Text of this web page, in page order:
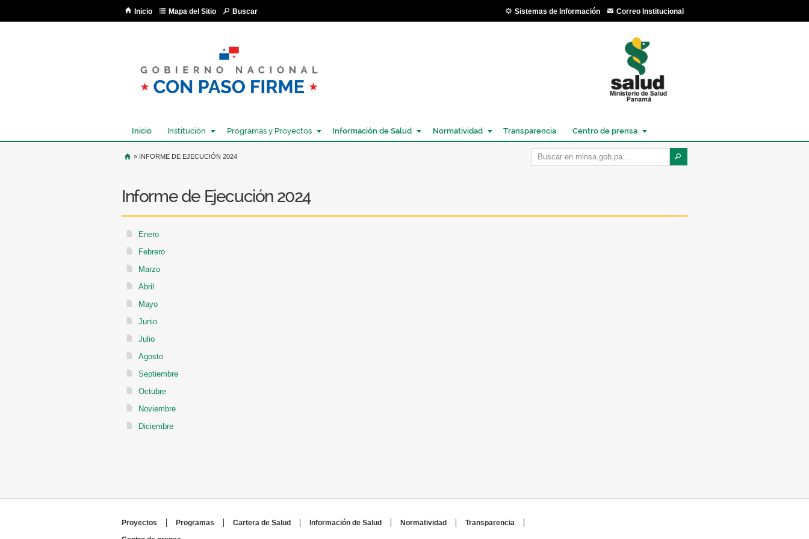
Inicio Mapa del Sitio Buscar Sistemas de Información Correo Institucional
Inicio Institución Programas y Proyectos Información de Salud Normatividad Transparencia Centro de prensa
USTED SE ENCUENTRA AQUÍ
» INFORME DE EJECUCIÓN 2024
Informe de Ejecución 2024
Enero
Febrero
Marzo
Abril
Mayo
Junio
Julio
Agosto
Septiembre
Octubre
Noviembre
Diciembre
Proyectos Programas Cartera de Salud Información de Salud Normatividad
Transparencia